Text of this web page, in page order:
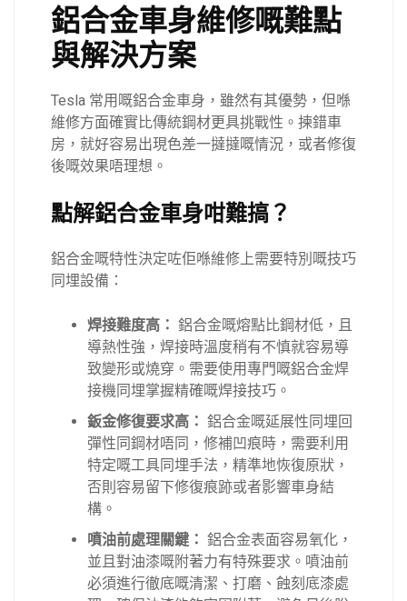
鋁合金車身維修嘅難點
與解決方案
Tesla 常用嘅鋁合金車身，雖然有其優勢，但喺
維修方面確實比傳統鋼材更具挑戰性。揀錯車
房，就好容易出現色差一撻撻嘅情況，或者修復
後嘅效果唔理想。
點解鋁合金車身咁難搞？
鋁合金嘅特性決定咗佢喺維修上需要特別嘅技巧
同埋設備：
焊接難度高： 鋁合金嘅熔點比鋼材低，且
導熱性強，焊接時溫度稍有不慎就容易導
致變形或燒穿。需要使用專門嘅鋁合金焊
接機同埋掌握精確嘅焊接技巧。
鈑金修復要求高： 鋁合金嘅延展性同埋回
彈性同鋼材唔同，修補凹痕時，需要利用
特定嘅工具同埋手法，精準地恢復原狀，
否則容易留下修復痕跡或者影響車身結
構。
噴油前處理關鍵： 鋁合金表面容易氧化，
並且對油漆嘅附著力有特殊要求。噴油前
必須進行徹底嘅清潔、打磨、蝕刻底漆處